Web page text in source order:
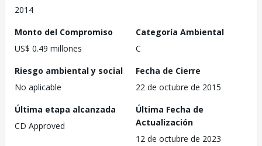
2014
Monto del Compromiso
US$ 0.49 millones
Categoría Ambiental
C
Riesgo ambiental y social
No aplicable
Fecha de Cierre
22 de octubre de 2015
Última etapa alcanzada
CD Approved
Última Fecha de
Actualización
12 de octubre de 2023